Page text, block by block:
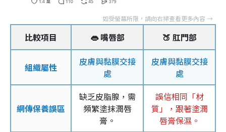
比較項目 👄 嘴唇部 🍑 肛門部
組織屬性
皮膚與黏膜交接
處
皮膚與黏膜交接
處
網傳保養誤區
缺乏皮脂腺，需
頻繁塗抹潤唇
膏。
誤信相同「材
質」，跟著塗潤
唇膏保濕。